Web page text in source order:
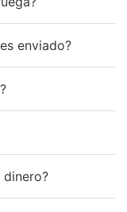
enviado?